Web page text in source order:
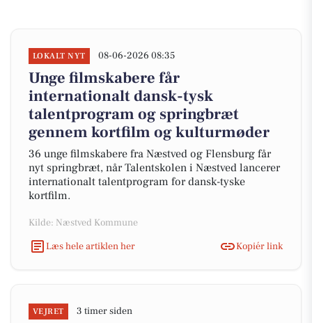
LOKALT NYT 08-06-2026 08:35
Unge filmskabere får
internationalt dansk-tysk
talentprogram og springbræt
gennem kortfilm og kulturmøder
36 unge filmskabere fra Næstved og Flensburg får
nyt springbræt, når Talentskolen i Næstved lancerer
internationalt talentprogram for dansk-tyske
kortfilm.
Kilde: Næstved Kommune
Læs hele artiklen her
Kopiér link
VEJRET 3 timer siden